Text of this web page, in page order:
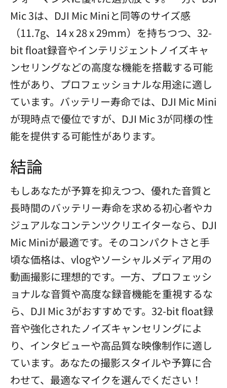
Mic 3は、DJI Mic Miniと同等のサイズ感
（11.7g、14 x 28 x 29mm）を持ちつつ、32-
bit float録音やインテリジェントノイズキャ
ンセリングなどの高度な機能を搭載する可能
性があり、プロフェッショナルな用途に適し
ています。バッテリー寿命では、DJI Mic Mini
が現時点で優位ですが、DJI Mic 3が同様の性
能を提供する可能性があります。
結論
もしあなたが予算を抑えつつ、優れた音質と
長時間のバッテリー寿命を求める初心者やカ
ジュアルなコンテンツクリエイターなら、DJI
Mic Miniが最適です。そのコンパクトさと手
頃な価格は、vlogやソーシャルメディア用の
動画撮影に理想的です。一方、プロフェッシ
ョナルな音質や高度な録音機能を重視するな
ら、DJI Mic 3がおすすめです。32-bit float録
音や強化されたノイズキャンセリングによ
り、インタビューや高品質な映像制作に適し
ています。あなたの撮影スタイルや予算に合
わせて、最適なマイクを選んでください！